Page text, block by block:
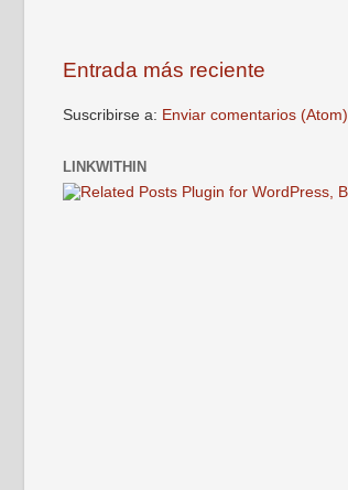
Entrada más reciente
Suscribirse a: Enviar comentarios (Atom)
LINKWITHIN